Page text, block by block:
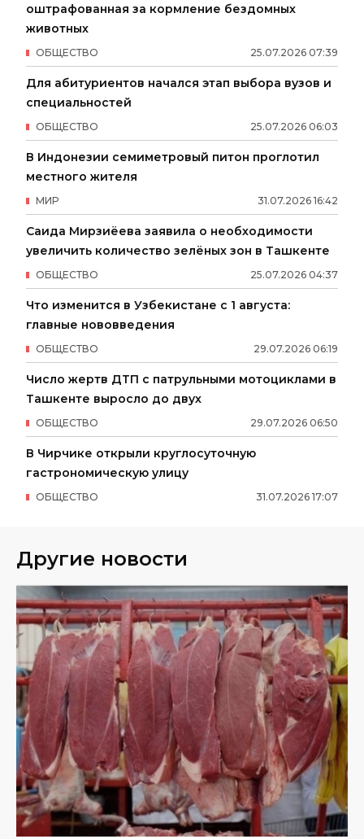
оштрафованная за кормление бездомных
животных
25.07.2026 07:39
ОБЩЕСТВО
Для абитуриентов начался этап выбора вузов и
специальностей
25.07.2026 06:03
ОБЩЕСТВО
В Индонезии семиметровый питон проглотил
местного жителя
31.07.2026 16:42
МИР
Саида Мирзиёева заявила о необходимости
увеличить количество зелёных зон в Ташкенте
25.07.2026 04:37
ОБЩЕСТВО
Что изменится в Узбекистане с 1 августа:
главные нововведения
29.07.2026 06:19
ОБЩЕСТВО
Число жертв ДТП с патрульными мотоциклами в
Ташкенте выросло до двух
29.07.2026 06:50
ОБЩЕСТВО
В Чирчике открыли круглосуточную
гастрономическую улицу
31.07.2026 17:07
ОБЩЕСТВО
Другие новости